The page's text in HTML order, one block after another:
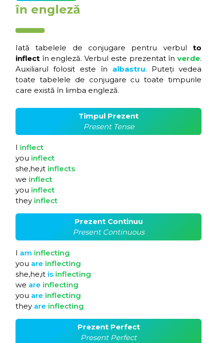
în engleză
Iată tabelele de conjugare pentru verbul to
inflect în engleză. Verbul este prezentat în verde.
Auxiliarul folosit este în albastru. Puteți vedea
toate tabelele de conjugare cu toate timpurile
care există în limba engleză.
Timpul Prezent
Present Tense
I inflect
you inflect
she,he,it inflects
we inflect
you inflect
they inflect
Prezent Continuu
Present Continuous
I am inflecting
you are inflecting
she,he,it is inflecting
we are inflecting
you are inflecting
they are inflecting
Prezent Perfect
Present Perfect